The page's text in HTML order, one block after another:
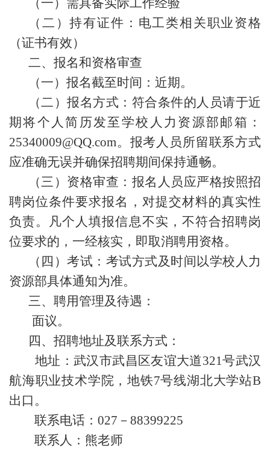
（一）需具备实际工作经验
（ 二 ）持有证件： 电工类相关职业资格
（证书有效）
二、 报名和资格审查
（一） 报名截至时间： 近期。
（二）报名方式：符合条件的人员请于近
期将个人简历发至学校人力资源部邮箱：
25340009@QQ.com。报考 人员所留联系方式
应准确无误并确保招聘期间保持通畅。
（三 ） 资格审查：报名 人员应严格按照招
聘岗位条件要求报名，对提交材料的真实性
负责。凡个人填报信息不实，不符合招聘岗
位要求的，一经核实，即取消聘用资格。
（ 四 ）考试：考试方式及时间以学校人力
资源部具体通知为准。
三、聘用管理及待遇：
面议。
四、招聘地址及联系方式：
地址： 武汉市武昌区友谊大道321号武汉
航海职业技术学院 ，地铁7号线湖北大学站B
出口。
联系电话：027－88399225
联系人：熊老师